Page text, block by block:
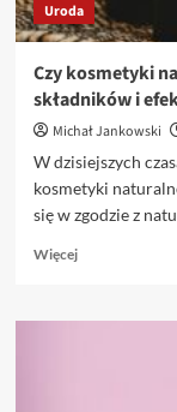
Uroda
Czy kosmetyki
składników i
Michał Jankowski
W dzisiejszych
kosmetyki
się w zgodzie z
WięcejDowiedz
o